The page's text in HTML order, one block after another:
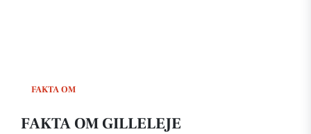
FAKTA OM
FAKTA OM GILLELEJE